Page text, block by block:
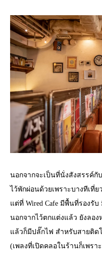
นอกจากจะเป็นที่นั่งสังสรรค์กั
ไว้พักผ่อนด้วยเพราะบางทีเที่
แต่ที่ Wired Cafe มีพื้นที่รองรั
นอกจากไว้ตกแต่งแล้ว ยังลอ
แล้วก็มีปลั๊กไฟ สำหรับสายติ
(เพลงที่เปิดคลอในร้านก็เพร